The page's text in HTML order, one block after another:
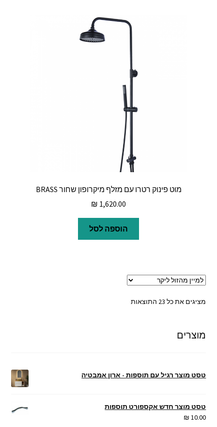
מוט פינוק רטרו עם מזלף מיקרופון שחור BRASS
₪ 1,620.00
הוספה לסל
מציגים את כל ⁦23⁩ התוצאות
ממוין
מוצרים
טסט מוצר רגיל עם תוספות - ארון אמבטיה
טסט מוצר חדש אקספורט תוספות
₪ 10.00